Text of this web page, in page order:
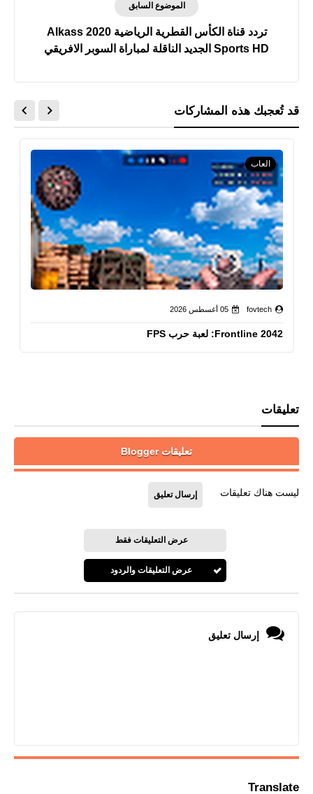
الموضوع السابق
تردد قناة الكأس القطرية الرياضية 2020 Alkass
Sports HD الجديد الناقلة لمباراة السوبر الافريقي
قد تُعجبك هذه المشاركات
العاب
fovtech 05 أغسطس 2026
Frontline 2042: لعبة حرب FPS
تعليقات
تعليقات Blogger
ليست هناك تعليقات إرسال تعليق
عرض التعليقات فقط
عرض التعليقات والردود
إرسال تعليق
Translate